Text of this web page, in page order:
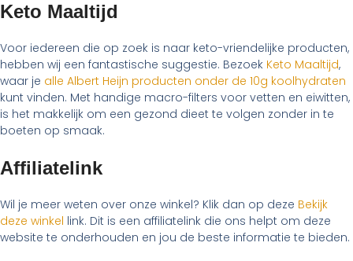
Keto Maaltijd
Voor iedereen die op zoek is naar keto-vriendelijke producten,
hebben wij een fantastische suggestie. Bezoek Keto Maaltijd,
waar je alle Albert Heijn producten onder de 10g koolhydraten
kunt vinden. Met handige macro-filters voor vetten en eiwitten,
is het makkelijk om een gezond dieet te volgen zonder in te
boeten op smaak.
Affiliatelink
Wil je meer weten over onze winkel? Klik dan op deze Bekijk
deze winkel link. Dit is een affiliatelink die ons helpt om deze
website te onderhouden en jou de beste informatie te bieden.